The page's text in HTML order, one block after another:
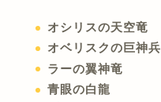
オシリスの天空竜
オベリスクの巨神兵
ラーの翼神竜
青眼の白龍